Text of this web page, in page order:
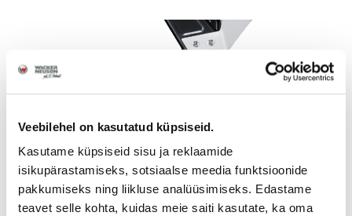
Veebilehel on kasutatud küpsiseid.
Kasutame küpsiseid sisu ja reklaamide
isikupärastamiseks, sotsiaalse meedia funktsioonide
pakkumiseks ning liikluse analüüsimiseks. Edastame
teavet selle kohta, kuidas meie saiti kasutate, ka oma